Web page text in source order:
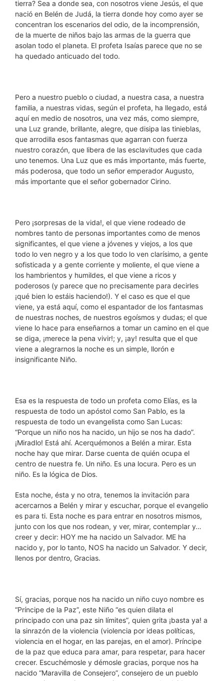
tierra? Sea a donde sea, con nosotros viene Jesús, el que
nació en Belén de Judá, la tierra donde hoy como ayer se
concentran los escenarios del odio, de la incomprensión,
de la muerte de niños bajo las armas de la guerra que
asolan todo el planeta. El profeta Isaías parece que no se
ha quedado anticuado del todo.
Pero a nuestro pueblo o ciudad, a nuestra casa, a nuestra
familia, a nuestras vidas, según el profeta, ha llegado, está
aquí en medio de nosotros, una vez más, como siempre,
una Luz grande, brillante, alegre, que disipa las tinieblas,
que arrodilla esos fantasmas que agarran con fuerza
nuestro corazón, que libera de las esclavitudes que cada
uno tenemos. Una Luz que es más importante, más fuerte,
más poderosa, que todo un señor emperador Augusto,
más importante que el señor gobernador Cirino.
Pero ¡sorpresas de la vida!, el que viene rodeado de
nombres tanto de personas importantes como de menos
significantes, el que viene a jóvenes y viejos, a los que
todo lo ven negro y a los que todo lo ven clarísimo, a gente
sofisticada y a gente corriente y moliente, el que viene a
los hambrientos y humildes, el que viene a ricos y
poderosos (y parece que no precisamente para decirles
¡qué bien lo estáis haciendo!). Y el caso es que el que
viene, ya está aquí, como el espantador de los fantasmas
de nuestras noches, de nuestros egoísmos y dudas; el que
viene lo hace para enseñarnos a tomar un camino en el que
se diga, ¡merece la pena vivir!; y, ¡ay! resulta que el que
viene a alegrarnos la noche es un simple, llorón e
insignificante Niño.
Esa es la respuesta de todo un profeta como Elías, es la
respuesta de todo un apóstol como San Pablo, es la
respuesta de todo un evangelista como San Lucas:
“Porque un niño nos ha nacido, un hijo se nos ha dado”.
¡Miradlo! Está ahí. Acerquémonos a Belén a mirar. Esta
noche hay que mirar. Darse cuenta de quién ocupa el
centro de nuestra fe. Un niño. Es una locura. Pero es un
niño. Es la lógica de Dios.
Esta noche, ésta y no otra, tenemos la invitación para
acercarnos a Belén y mirar y escuchar, porque el evangelio
es para ti. Esta noche es para entrar en nosotros mismos,
junto con los que nos rodean, y ver, mirar, contemplar y…
creer y decir: HOY me ha nacido un Salvador. ME ha
nacido y, por lo tanto, NOS ha nacido un Salvador. Y decir,
llenos por dentro, Gracias.
Sí, gracias, porque nos ha nacido un niño cuyo nombre es
“Príncipe de la Paz”, este Niño “es quien dilata el
principado con una paz sin límites”, quien grita ¡basta ya! a
la sinrazón de la violencia (violencia por ideas políticas,
violencia en el hogar, en las parejas, en el amor). Príncipe
de la paz que educa para amar, para respetar, para hacer
crecer. Escuchémosle y démosle gracias, porque nos ha
nacido “Maravilla de Consejero”, consejero de un pueblo